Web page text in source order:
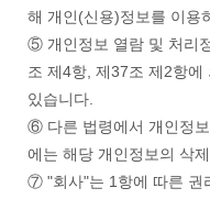
해 개인(신용)정보를 이용
⑤ 개인정보 열람 및 처리
조 제4항, 제37조 제2항에
있습니다.
⑥ 다른 법령에서 개인정
에는 해당 개인정보의 삭
⑦ "회사"는 1항에 따른 권